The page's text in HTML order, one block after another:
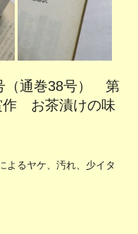
（通巻38号） 第
作 お茶漬けの味
るヤケ、汚れ、少イタ